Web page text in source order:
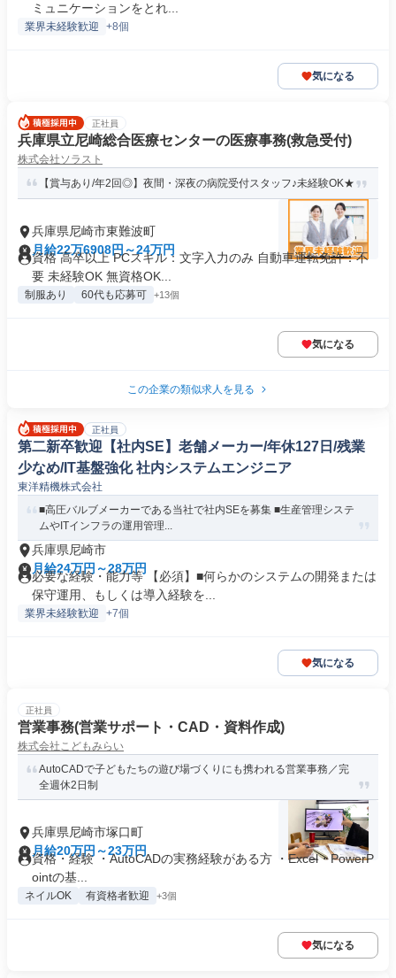
ミュニケーションをとれ...
業界未経験歓迎 +8個
気になる
正社員
兵庫県立尼崎総合医療センターの医療事務(救急受付)
株式会社ソラスト
【賞与あり/年2回◎】夜間・深夜の病院受付スタッフ♪未経験OK★
兵庫県尼崎市東難波町
月給22万6908円～24万円
資格 高卒以上 PCスキル：文字入力のみ 自動車運転免許：不
要 未経験OK 無資格OK...
制服あり 60代も応募可 +13個
気になる
この企業の類似求人を見る
正社員
第二新卒歓迎【社内SE】老舗メーカー/年休127日/残業
少なめ/IT基盤強化 社内システムエンジニア
東洋精機株式会社
■高圧バルブメーカーである当社で社内SEを募集 ■生産管理システ
ムやITインフラの運用管理...
兵庫県尼崎市
月給24万円～28万円
必要な経験・能力等 【必須】■何らかのシステムの開発または
保守運用、もしくは導入経験を...
業界未経験歓迎 +7個
気になる
正社員
営業事務(営業サポート・CAD・資料作成)
株式会社こどもみらい
AutoCADで子どもたちの遊び場づくりにも携われる営業事務／完
全週休2日制
兵庫県尼崎市塚口町
月給20万円～23万円
資格・経験 ・AutoCADの実務経験がある方 ・Excel・PowerP
ointの基...
ネイルOK 有資格者歓迎 +3個
気になる